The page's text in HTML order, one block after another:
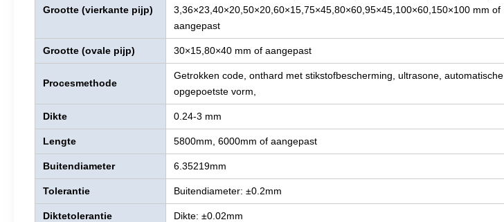
Grootte (vierkante pijp)
3,36×23,40×20,50×20,60×15,75×45,80×60,95×45,100×60,150×100 mm of
aangepast
Grootte (ovale pijp) 30×15,80×40 mm of aangepast
Procesmethode
Getrokken code, onthard met stikstofbescherming, ultrasone, automatische
opgepoetste vorm,
Dikte 0.24-3 mm
Lengte 5800mm, 6000mm of aangepast
Buitendiameter 6.35219mm
Tolerantie Buitendiameter: ±0.2mm
Diktetolerantie Dikte: ±0.02mm